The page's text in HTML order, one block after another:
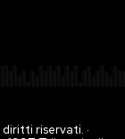
riservati. ·